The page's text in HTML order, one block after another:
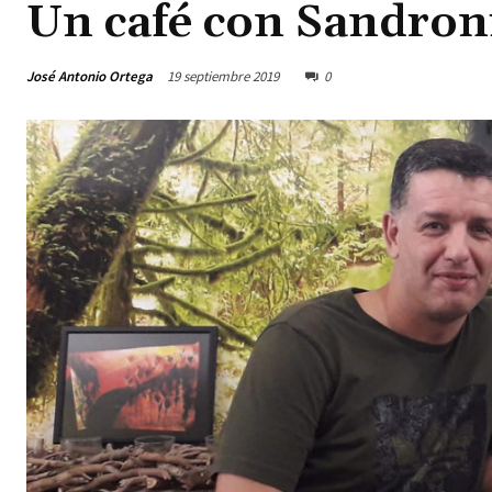
Un café con
José Antonio Ortega 19 septiembre 2019 0